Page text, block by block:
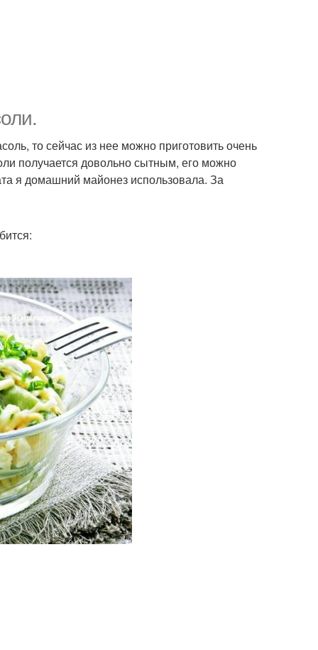
то сейчас из нее можно приготовить очень
получается довольно сытным, его можно
я домашний майонез использовала. За